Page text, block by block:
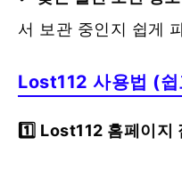
서 보관 중인지 쉽게
Lost112 사용법 (
1️⃣ Lost112 홈페이지